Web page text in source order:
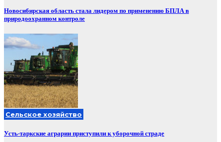
Новосибирская область стала лидером по применению БПЛА в
природоохранном контроле
Сельское хозяйство
Усть-таркские аграрии приступили к уборочной страде